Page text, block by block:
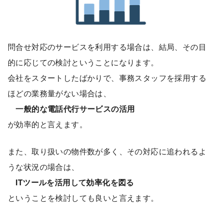
問合せ対応のサービスを利用する場合は、結局、その目
的に応じての検討ということになります。
会社をスタートしたばかりで、事務スタッフを採用する
ほどの業務量がない場合は、
一般的な電話代行サービスの活用
が効率的と言えます。
また、取り扱いの物件数が多く、その対応に追われるよ
うな状況の場合は、
ITツールを活用して効率化を図る
ということを検討しても良いと言えます。